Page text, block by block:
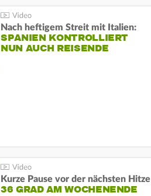
Nach heftigem Streit mit Italien:
SPANIEN KONTROLLIERT
NUN AUCH REISENDE
Kurze Pause vor der nächsten Hitze
36 GRAD AM WOCHENENDE